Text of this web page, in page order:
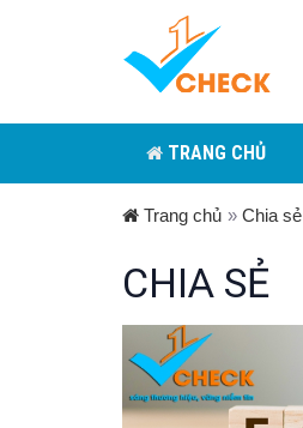
TRANG CHỦ
Trang chủ » Chia sẻ
CHIA SẺ